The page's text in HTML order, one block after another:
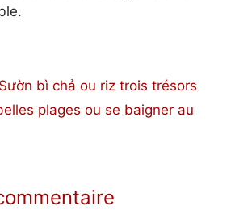
bì chả ou riz trois trésors
plages ou se baigner au